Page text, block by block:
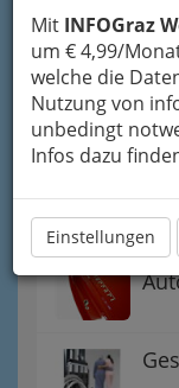
Mit INFOGraz
um € 4,99/
welche die
Nutzung von
unbedingt
Infos dazu
Einstellungen